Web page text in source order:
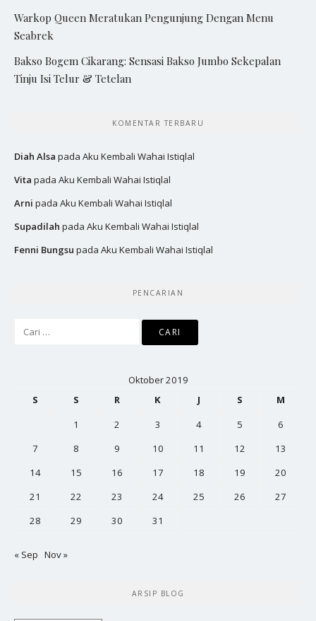
Warkop Queen Meratukan Pengunjung Dengan Menu
Seabrek
Bakso Bogem Cikarang: Sensasi Bakso Jumbo Sekepalan
Tinju Isi Telur & Tetelan
KOMENTAR TERBARU
Diah Alsa pada Aku Kembali Wahai Istiqlal
Vita pada Aku Kembali Wahai Istiqlal
Arni pada Aku Kembali Wahai Istiqlal
Supadilah pada Aku Kembali Wahai Istiqlal
Fenni Bungsu pada Aku Kembali Wahai Istiqlal
PENCARIAN
Oktober 2019
S
S R K J S
M
1
2 3 4 5
6
7
8 9 10 11 12
13
14
15 16 17 18 19
20
21
22 23 24 25 26
27
28
29 30 31
« Sep Nov »
ARSIP BLOG